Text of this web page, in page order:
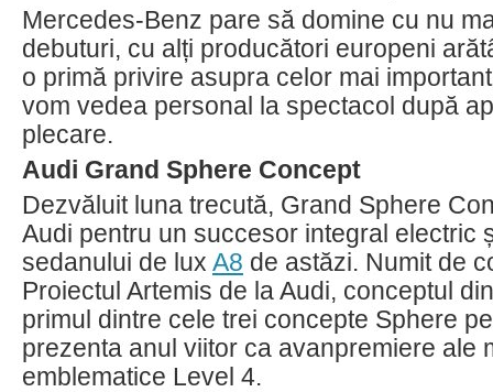
Mercedes-Benz pare să domine cu nu
debuturi, cu alți producători europeni
o primă privire asupra celor mai
vom vedea personal la spectacol după
plecare.
Audi Grand Sphere Concept
Dezvăluit luna trecută, Grand Sphere
Audi pentru un succesor integral electric
sedanului de lux A8 de astăzi. Numit de
Proiectul Artemis de la Audi, conceptul
primul dintre cele trei concepte Sphere
prezenta anul viitor ca avanpremiere ale
emblematice Level 4.